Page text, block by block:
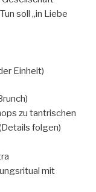
soll „in Liebe
Einheit)
zu tantrischen
folgen)
mit